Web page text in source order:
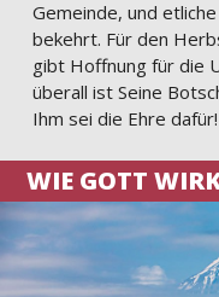
Gemeinde, und
bekehrt. Für den
gibt Hoffnung für die
überall ist Seine
Ihm sei die Ehre dafür!
WIE GOTT